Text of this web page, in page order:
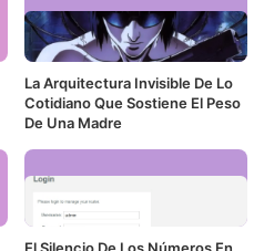
La Arquitectura Invisible De Lo
Cotidiano Que Sostiene El Peso
De Una Madre
El Silencio De Los Números En